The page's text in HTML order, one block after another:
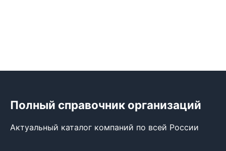
Полный справочник организаций
Актуальный каталог компаний по всей России